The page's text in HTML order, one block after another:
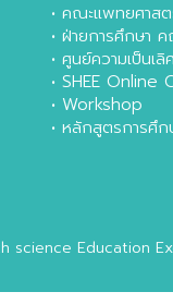
• คณะแพทยศาสต
• ฝ่ายการศึกษา
• ศูนย์ความเป็นเ
• SHEE Online
• Workshop
• หลักสูตรการศึก
science Education